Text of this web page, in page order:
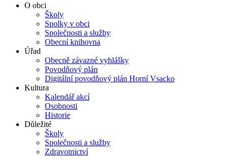
O obci
Školy
Spolky v obci
Společnosti a služby
Obecní knihovna
Úřad
Obecně závazné vyhlášky
Povodňový plán
Digitální povodňový plán Horní Vsacko
Kultura
Kalendář akcí
Osobnosti
Historie
Důležité
Školy
Společnosti a služby
Zdravotnictví